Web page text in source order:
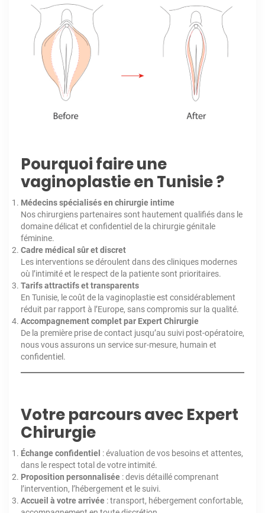
Pourquoi faire une
vaginoplastie en Tunisie ?
Médecins spécialisés en chirurgie intime
Nos chirurgiens partenaires sont hautement qualifiés dans le
domaine délicat et confidentiel de la chirurgie génitale
féminine.
Cadre médical sûr et discret
Les interventions se déroulent dans des cliniques modernes
où l’intimité et le respect de la patiente sont prioritaires.
Tarifs attractifs et transparents
En Tunisie, le coût de la vaginoplastie est considérablement
réduit par rapport à l’Europe, sans compromis sur la qualité.
Accompagnement complet par Expert Chirurgie
De la première prise de contact jusqu’au suivi post-opératoire,
nous vous assurons un service sur-mesure, humain et
confidentiel.
Votre parcours avec Expert
Chirurgie
Échange confidentiel : évaluation de vos besoins et attentes,
dans le respect total de votre intimité.
Proposition personnalisée : devis détaillé comprenant
l’intervention, l’hébergement et le suivi.
Accueil à votre arrivée : transport, hébergement confortable,